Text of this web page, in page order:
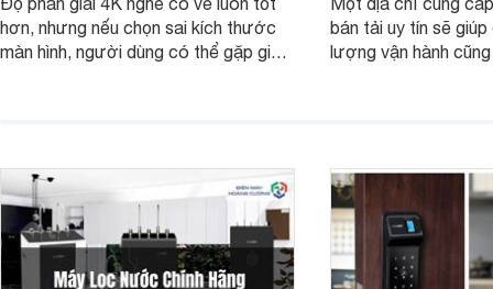
hơn, nhưng nếu chọn sai kích thước
màn hình, người dùng có thể gặp giao
bán tải uy tín sẽ
lượng vận hành